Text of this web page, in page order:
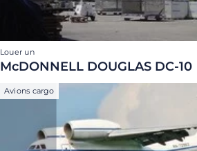
Louer un
McDONNELL DOUGLAS DC-10
Avions cargo